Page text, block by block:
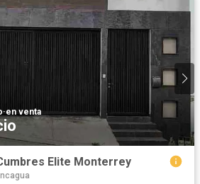
·en venta
Elite Monterrey